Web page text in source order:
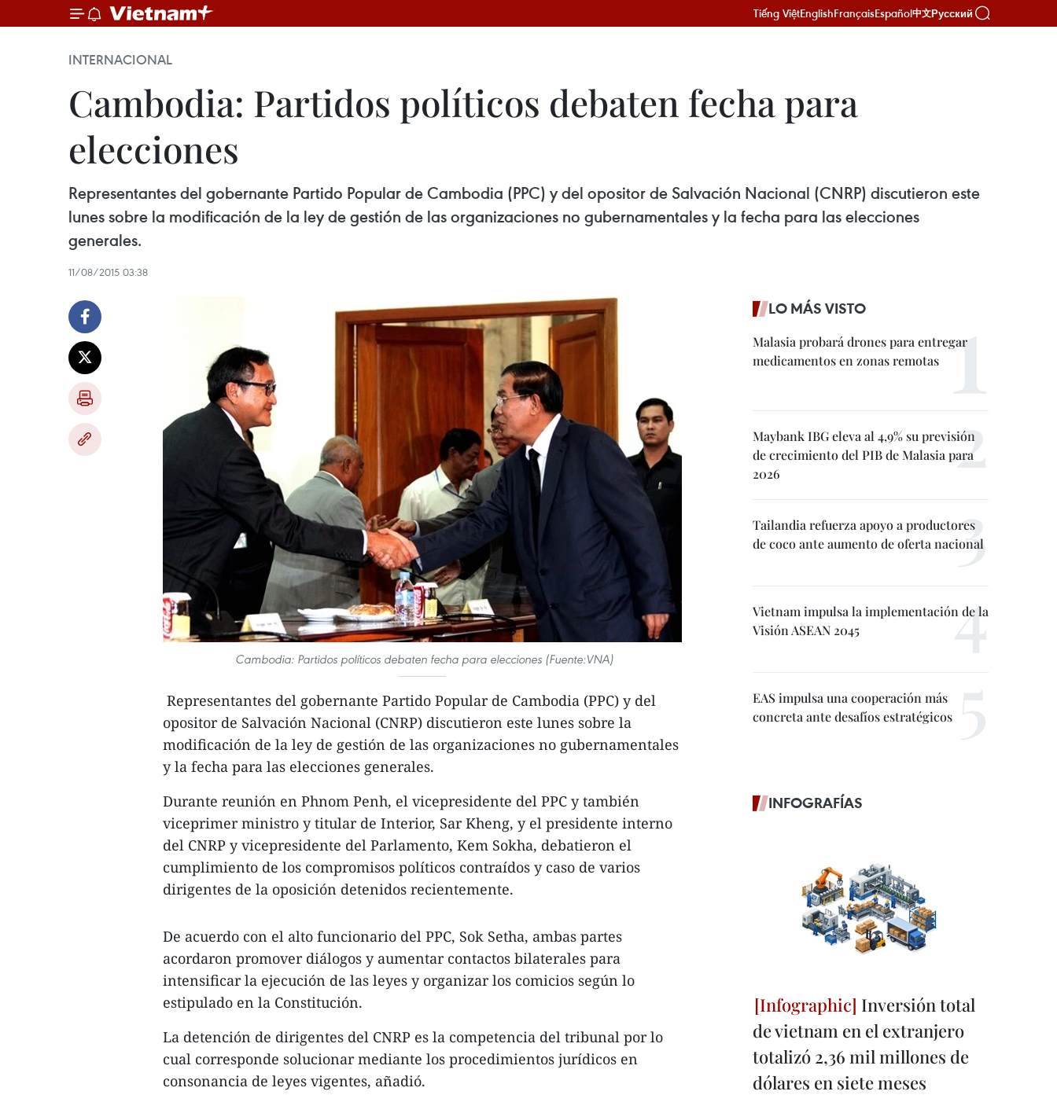
Tiếng ViệtEnglishFrançaisEspañol中文Русский
INTERNACIONAL
Cambodia: Partidos políticos debaten fecha para
elecciones
Representantes del gobernante Partido Popular de Cambodia (PPC) y del opositor de Salvación Nacional (CNRP) discutieron este
lunes sobre la modificación de la ley de gestión de las organizaciones no gubernamentales y la fecha para las elecciones
generales.
11/08/2015 03:38
​ Cambodia: Partidos políticos debaten fecha para elecciones (Fuente:VNA)
Representantes del gobernante Partido Popular de Cambodia (PPC) y del
opositor de Salvación Nacional (CNRP) discutieron este lunes sobre la
modificación de la ley de gestión de las organizaciones no gubernamentales
y la fecha para las elecciones generales.
Durante reunión en Phnom Penh, el vicepresidente del PPC y también
viceprimer ministro y titular de Interior, Sar Kheng, y el presidente interno
del CNRP y vicepresidente del Parlamento, Kem Sokha, debatieron el
cumplimiento de los compromisos políticos contraídos y caso de varios
dirigentes de la oposición detenidos recientemente.
De acuerdo con el alto funcionario del PPC, Sok Setha, ambas partes
acordaron promover diálogos y aumentar contactos bilaterales para
intensificar la ejecución de las leyes y organizar los comicios según lo
estipulado en la Constitución.
La detención de dirigentes del CNRP es la competencia del tribunal por lo
cual corresponde solucionar mediante los procedimientos jurídicos en
consonancia de leyes vigentes, añadió.
LO MÁS VISTO
Malasia probará drones para entregar
medicamentos en zonas remotas
Maybank IBG eleva al 4,9% su previsión
de crecimiento del PIB de Malasia para
2026
Tailandia refuerza apoyo a productores
de coco ante aumento de oferta nacional
Vietnam impulsa la implementación de la
Visión ASEAN 2045
EAS impulsa una cooperación más
concreta ante desafíos estratégicos
INFOGRAFÍAS
Inversión total
de vietnam en el extranjero
totalizó 2,36 mil millones de
dólares en siete meses